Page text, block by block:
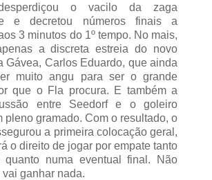
o vacilo da zaga
e decretou números finais a
3 minutos do 1º tempo. No mais,
a discreta estreia do novo
Gávea, Carlos Eduardo, que ainda
muito angu para ser o grande
que o Fla procura. E também a
entre Seedorf e o goleiro
pleno gramado. Com o resultado, o
a primeira colocação geral,
o direito de jogar por empate tanto
quanto numa eventual final. Não
ganhar nada.